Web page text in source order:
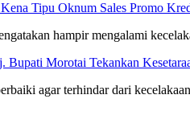
Tipu Oknum Sales Promo
hampir mengalami
Morotai Tekankan
agar terhindar dari